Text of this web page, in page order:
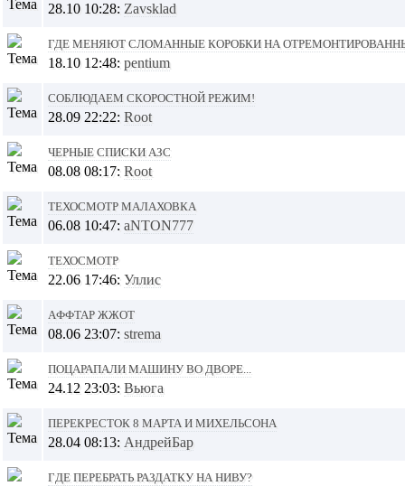
28.10 10:28: Zavsklad
где меняют сломанные коробки на
18.10 12:48: pentium
Соблюдаем скоростной режим!
28.09 22:22: Root
Черные списки АЗС
08.08 08:17: Root
Техосмотр Малаховка
06.08 10:47: aNTON777
Техосмотр
22.06 17:46: Уллис
Аффтар жжот
08.06 23:07: strema
Поцарапали машину во дворе...
24.12 23:03: Вьюга
Перекресток 8 Марта и Михельсона
28.04 08:13: АндрейБар
Где перебрать раздатку на Ниву?